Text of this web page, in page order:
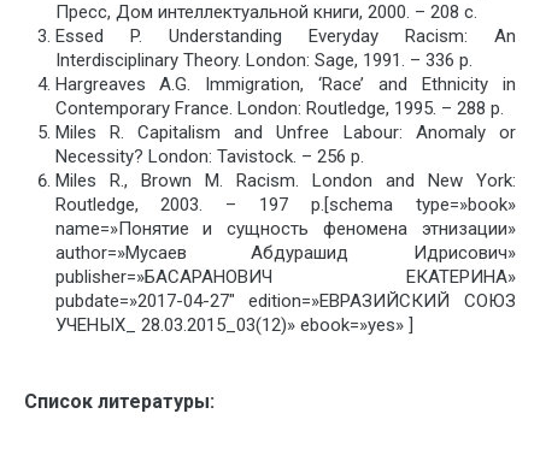
Пресс, Дом интеллектуальной книги, 2000. – 208 с.
Essed P. Understanding Everyday Racism: An
Interdisciplinary Theory. London: Sage, 1991. – 336 p.
Hargreaves A.G. Immigration, ‘Race’ and Ethnicity in
Contemporary France. London: Routledge, 1995. – 288 p.
Miles R. Capitalism and Unfree Labour: Anomaly or
Necessity? London: Tavistock. – 256 p.
Miles R., Brown M. Racism. London and New York:
Routledge, 2003. – 197 p.[schema type=»book»
name=»Понятие и сущность феномена этнизации»
author=»Мусаев Абдурашид Идрисович»
publisher=»БАСАРАНОВИЧ ЕКАТЕРИНА»
pubdate=»2017-04-27″ edition=»ЕВРАЗИЙСКИЙ СОЮЗ
УЧЕНЫХ_ 28.03.2015_03(12)» ebook=»yes» ]
Список литературы: